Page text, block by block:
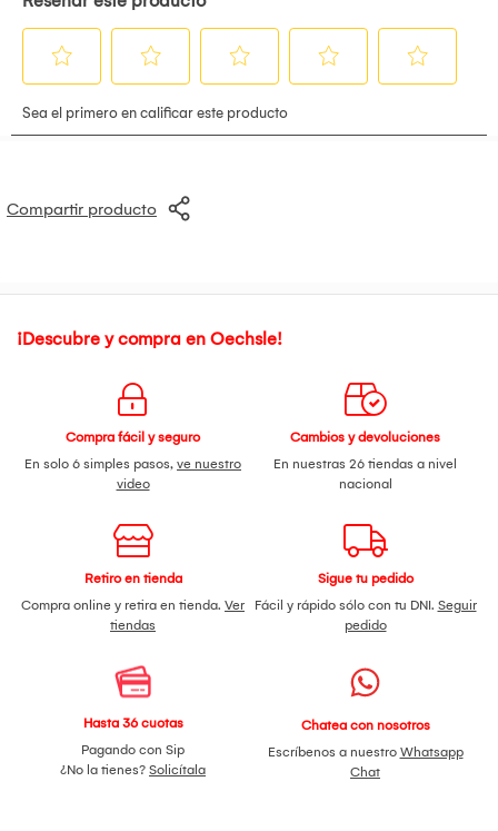
Compartir producto
¡Descubre y compra en Oechsle!
Compra fácil y seguro
En solo 6 simples pasos, ve nuestro
video
Cambios y devoluciones
En nuestras 26 tiendas a nivel
nacional
Retiro en tienda
Compra online y retira en tienda. Ver
tiendas
Sigue tu pedido
Fácil y rápido sólo con tu DNI. Seguir
pedido
Hasta 36 cuotas
Pagando con Sip
¿No la tienes? Solicítala
Chatea con nosotros
Escríbenos a nuestro Whatsapp
Chat